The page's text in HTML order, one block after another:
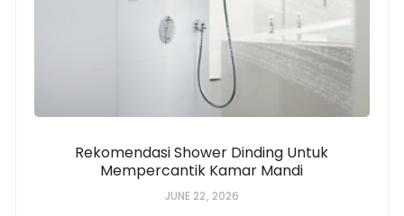
Rekomendasi Shower Dinding Untuk
Mempercantik Kamar Mandi
JUNE 22, 2026